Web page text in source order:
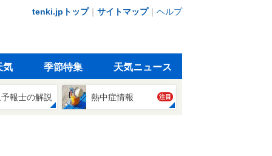
tenki.jpトップ｜ サイトマップ｜ ヘルプ
気 季節特集 天気ニュース
報士の解説 熱中症情報 注目